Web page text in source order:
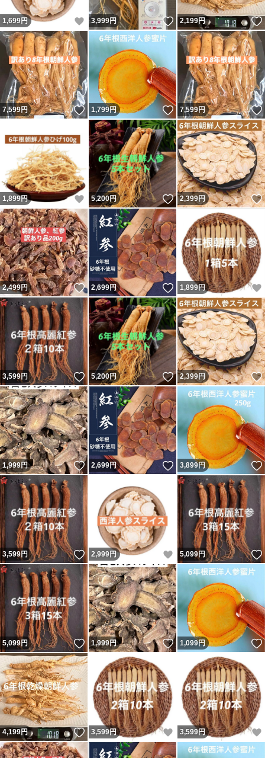
1,699円 いいね！
3,999円 いいね！
2,199円
7,599円 いいね！
1,799円 いいね！
7,599円
1,899円 いいね！
5,200円 いいね！
2,399円
2,499円 いいね！
2,699円 いいね！
1,899円
3,599円 いいね！
5,200円 いいね！
2,399円
1,999円 いいね！
2,699円 いいね！
3,899円
3,599円 いいね！
2,999円 いいね！
5,099円
5,099円 いいね！
1,999円 いいね！
1,099円
4,199円 いいね！
3,599円 いいね！
3,599円